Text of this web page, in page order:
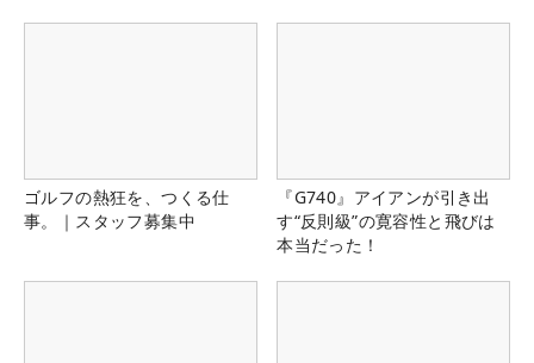
ゴルフの熱狂を、つくる仕
事。｜スタッフ募集中
『G740』アイアンが引き出
す“反則級”の寛容性と飛びは
本当だった！